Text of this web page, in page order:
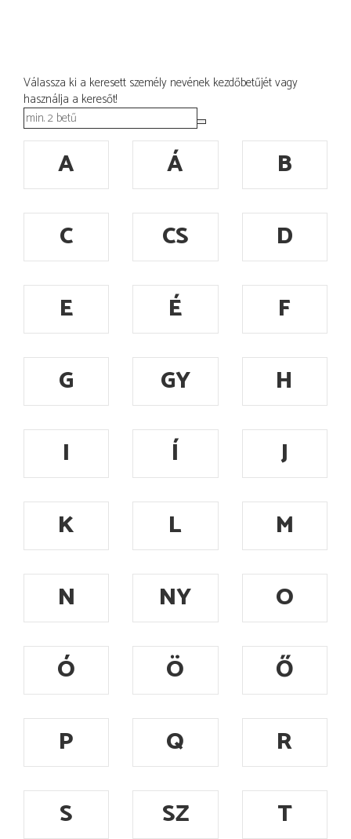
Válassza ki a keresett személy nevének kezdőbetűjét vagy
használja a keresőt!
A Á
B
C
CS
D
E
É
F
G
GY
H
I
Í
J
K
L
M
N
NY
O
Ó
Ö
Ő
P
Q
R
S
SZ
T